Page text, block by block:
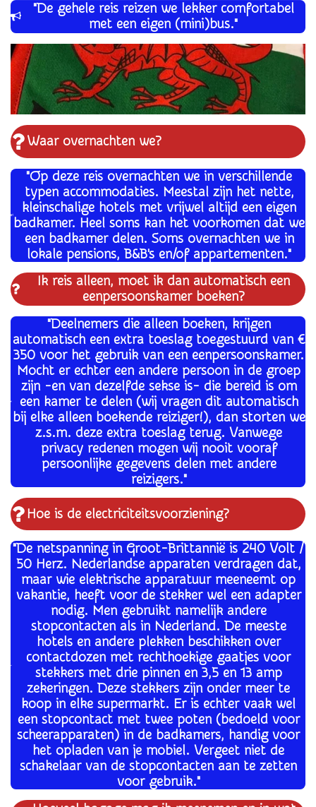
"De gehele reis reizen we lekker comfortabel
met een eigen (mini)bus."
Waar overnachten we?
"Op deze reis overnachten we in verschillende
typen accommodaties. Meestal zijn het nette,
kleinschalige hotels met vrijwel altijd een eigen
badkamer. Heel soms kan het voorkomen dat we
een badkamer delen. Soms overnachten we in
lokale pensions, B&B's en/of appartementen."
Ik reis alleen, moet ik dan automatisch een
eenpersoonskamer boeken?
"Deelnemers die alleen boeken, krijgen
automatisch een extra toeslag toegestuurd van €
350 voor het gebruik van een eenpersoonskamer.
Mocht er echter een andere persoon in de groep
zijn -en van dezelfde sekse is- die bereid is om
een kamer te delen (wij vragen dit automatisch
bij elke alleen boekende reiziger!), dan storten we
z.s.m. deze extra toeslag terug. Vanwege
privacy redenen mogen wij nooit vooraf
persoonlijke gegevens delen met andere
reizigers."
Hoe is de electriciteitsvoorziening?
"De netspanning in Groot-Brittannië is 240 Volt /
50 Herz. Nederlandse apparaten verdragen dat,
maar wie elektrische apparatuur meeneemt op
vakantie, heeft voor de stekker wel een adapter
nodig. Men gebruikt namelijk andere
stopcontacten als in Nederland. De meeste
hotels en andere plekken beschikken over
contactdozen met rechthoekige gaatjes voor
stekkers met drie pinnen en 3,5 en 13 amp
zekeringen. Deze stekkers zijn onder meer te
koop in elke supermarkt. Er is echter vaak wel
een stopcontact met twee poten (bedoeld voor
scheerapparaten) in de badkamers, handig voor
het opladen van je mobiel. Vergeet niet de
schakelaar van de stopcontacten aan te zetten
voor gebruik."